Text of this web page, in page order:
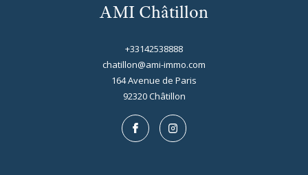
AMI Châtillon
+33142538888
chatillon@ami-immo.com
164 Avenue de Paris
92320 châtillon